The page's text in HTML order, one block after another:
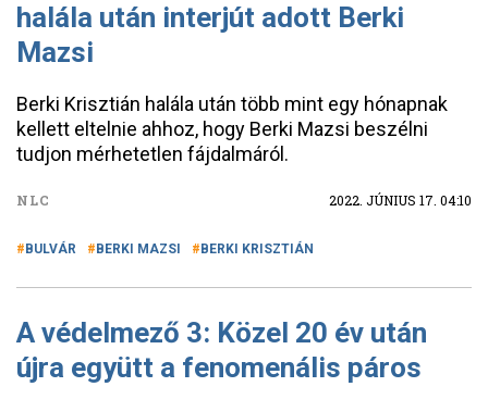
halála után interjút adott Berki
Mazsi
Berki Krisztián halála után több mint egy hónapnak
kellett eltelnie ahhoz, hogy Berki Mazsi beszélni
tudjon mérhetetlen fájdalmáról.
NLC 2022. JÚNIUS 17. 04:10
BULVÁR BERKI MAZSI BERKI KRISZTIÁN
A védelmező 3: Közel 20 év után
újra együtt a fenomenális páros